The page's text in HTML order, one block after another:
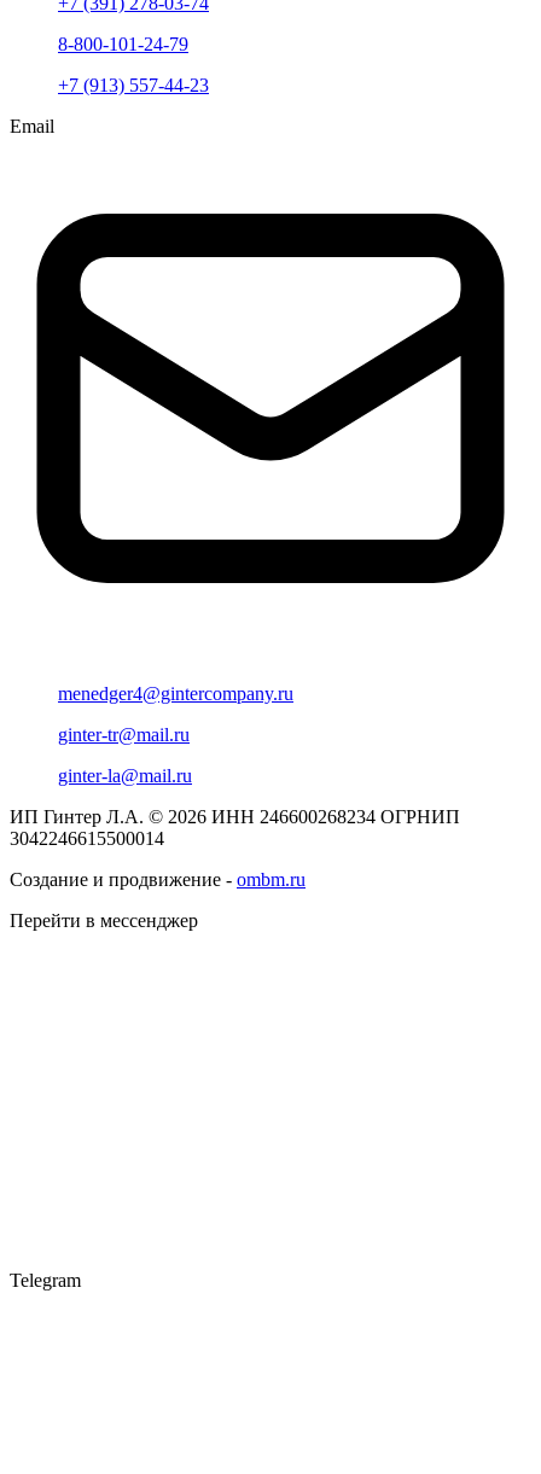
8-800-101-24-79
+7 (913) 557-44-23
Email
menedger4@gintercompany.ru
ginter-tr@mail.ru
ginter-la@mail.ru
ИП Гинтер Л.А. © 2026 ИНН 246600268234 ОГРНИП
3042246615500014
Создание и продвижение - ombm.ru
Перейти в мессенджер
Telegram